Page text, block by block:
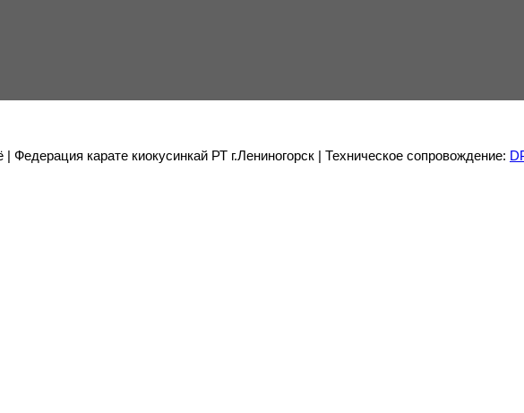
карате киокусинкай РТ г.Лениногорск | Техническое сопровождение: